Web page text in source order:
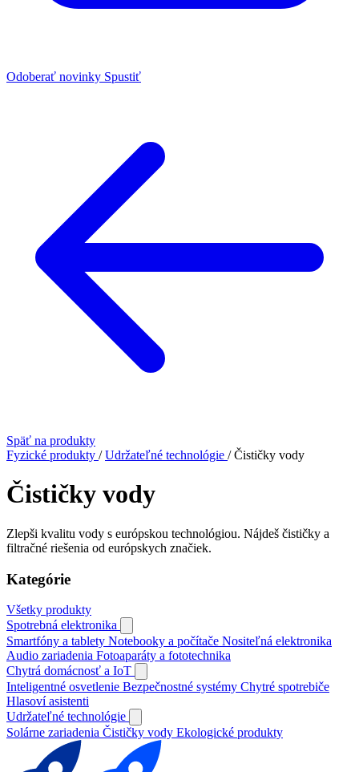
Odoberať novinky Spustiť
Späť na produkty
Fyzické produkty / Udržateľné technológie / Čističky vody
Čističky vody
Zlepši kvalitu vody s európskou technológiou. Nájdeš čističky a
filtračné riešenia od európskych značiek.
Kategórie
Všetky produkty
Spotrebná elektronika
Smartfóny a tablety Notebooky a počítače Nositeľná elektronika
Audio zariadenia Fotoaparáty a fototechnika
Chytrá domácnosť a IoT
Inteligentné osvetlenie Bezpečnostné systémy Chytré spotrebiče
Hlasoví asistenti
Udržateľné technológie
Solárne zariadenia Čističky vody Ekologické produkty